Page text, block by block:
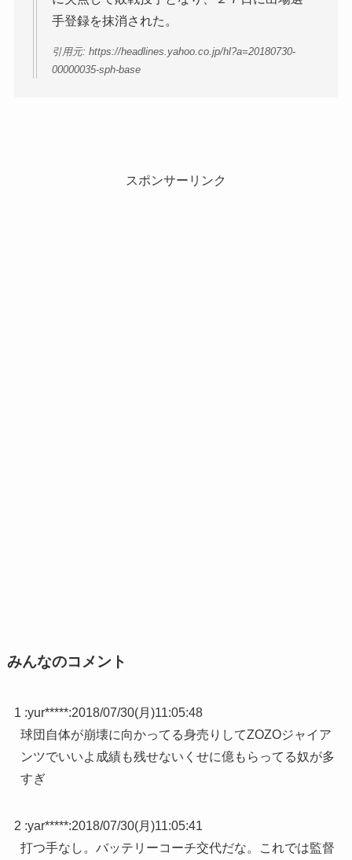
手登録を抹消された。
引用元: https://headlines.yahoo.co.jp/hl?a=20180730-
00000035-sph-base
スポンサーリンク
みんなのコメント
1 :yur*****:2018/07/30(月)11:05:48
球団自体が崩壊に向かってる身売りしてZOZOジャイア
ンツでいいよ成績も残せないくせに億もらってる奴が多
すぎ
2 :yar*****:2018/07/30(月)11:05:41
打つ手なし。バッテリーコーチ交代だな。これでは監督